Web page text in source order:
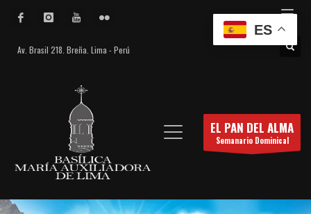
Av. Brasil 218. Breña. Lima - Perú
EL PAN DEL ALMA
Semanario Dominical
ES